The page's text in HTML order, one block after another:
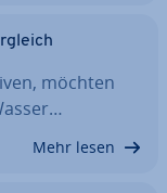
möchten
Mehr lesen